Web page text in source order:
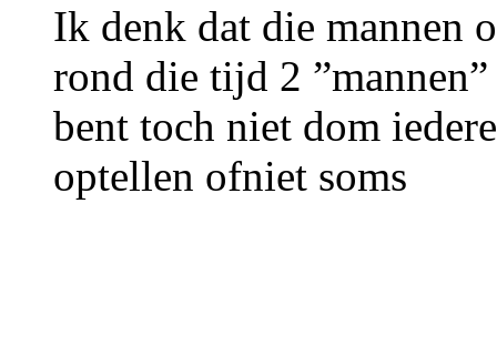
Ik denk dat die mannen
rond die tijd 2
bent toch niet dom
optellen ofniet soms